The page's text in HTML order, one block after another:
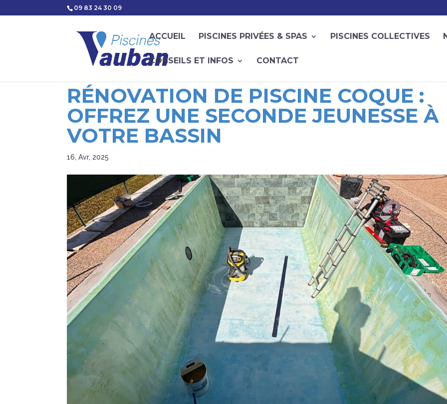
09 83 24 30 09
ACCUEIL PISCINES PRIVÉES & SPAS PISCINES COLLECTIVES
CONSEILS ET INFOS CONTACT
RÉNOVATION DE PISCINE COQUE :
OFFREZ UNE SECONDE JEUNESSE À
VOTRE BASSIN
16, Avr, 2025